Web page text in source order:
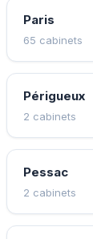
Paris
65 cabinets
Périgueux
2 cabinets
Pessac
2 cabinets